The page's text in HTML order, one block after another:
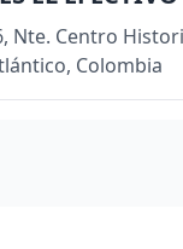
Nte. Centro
Colombia